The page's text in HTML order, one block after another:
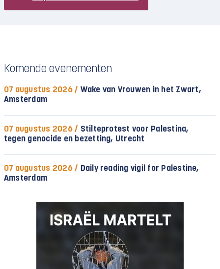
Komende evenementen
07 augustus 2026 / Wake van Vrouwen in het Zwart,
Amsterdam
07 augustus 2026 / Stilteprotest voor Palestina,
tegen genocide en bezetting, Utrecht
07 augustus 2026 / Daily reading vigil for Palestine,
Amsterdam